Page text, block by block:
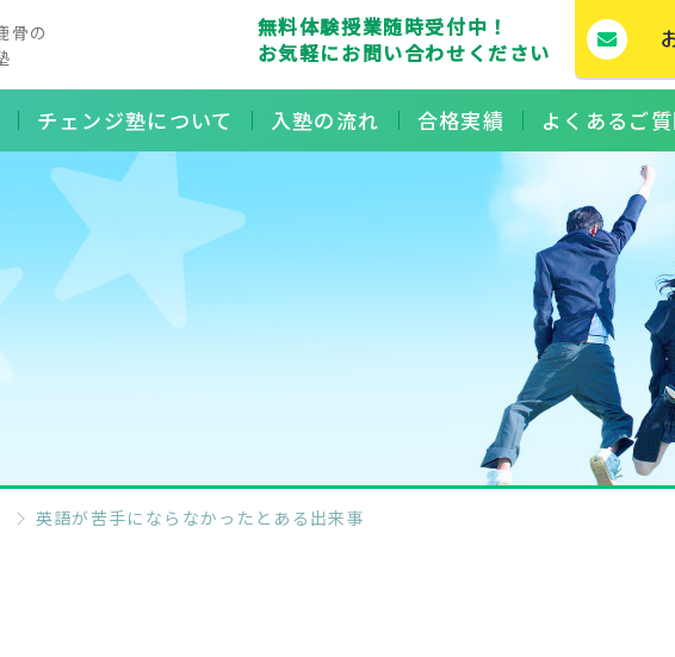
骨の
チェンジ塾について 入塾の流れ 合格実績 よくあるご
無料体験授業随時受付中！
お気軽にお問い合わせください
英語が苦手にならなかったとある出来事